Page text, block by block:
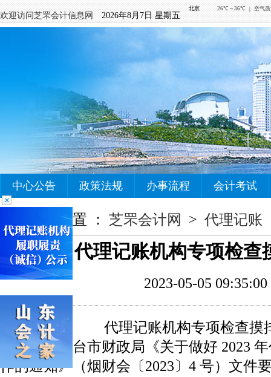
欢迎访问芝罘会计信息网 2026年8月7日 星期五
中心公告 政策法规 办事流程 会计考试
您当前的位置 ： 芝罘会计网 > 代理记账
代理记账机构专项检查
2023-05-05 09:35:00
代理记账机构专项检查摸
按照烟台市财政局《关于做好 2023 年
作的通知》（烟财会〔2023〕4 号）文件